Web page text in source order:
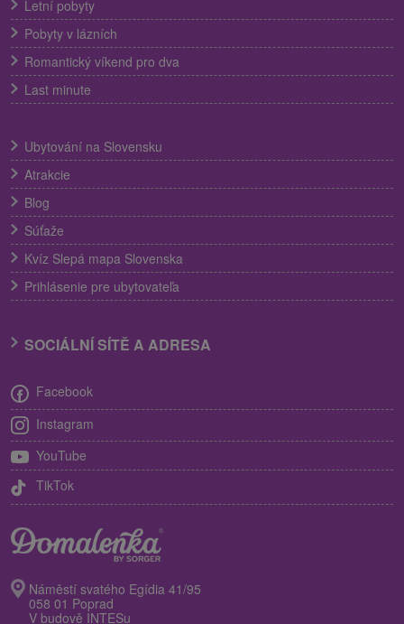
Letní pobyty
Pobyty v lázních
Romantický víkend pro dva
Last minute
Ubytování na Slovensku
Atrakcie
Blog
Súťaže
Kvíz Slepá mapa Slovenska
Prihlásenie pre ubytovateľa
SOCIÁLNÍ SÍTĚ A ADRESA
Facebook
Instagram
YouTube
TikTok
Náměstí svatého Egídia 41/95
058 01 Poprad
V budově INTESu